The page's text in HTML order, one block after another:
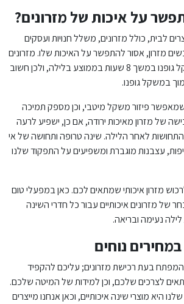
על איכות של מזרונים?
לבית, כולל מזרונים, משלל חנויות ועסקים
מזרון, אסור להתפשר על האיכות שלו. מזרונים
צריכים להחזיק את משקל גופנו במשך 8 שעות בממוצע בלילה, ולכן חשוב
במשקל גופנו.
שמאפשר פיזור משקל מיטבי, וכן מספק תמיכה
של מזרון מאיכות ירודה, אם כן, ישפיע לרעה
לאחר הלילה. שינה טרופה ותחושה של אי
עצבנות מוגברת ומשפיעים על התפקוד שלנו
מזרון איכותי שמתאים לכם. כאן במפעלי טום
של מזרונים איכותיים עבור כל חדרי השינה
נעימה ובריאה.
במחירים נוחים
המפתח בעת רכישת מזרונים; עליכם להקפיד
לצרכים שלכם, וכן למידות של המיטה שלכם.
היא מוצרי שינה איכותיים, וכאן אנחנו מייצרים